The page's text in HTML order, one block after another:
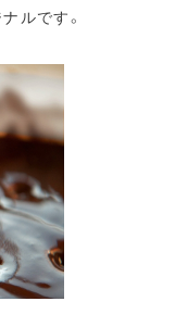
ルです。